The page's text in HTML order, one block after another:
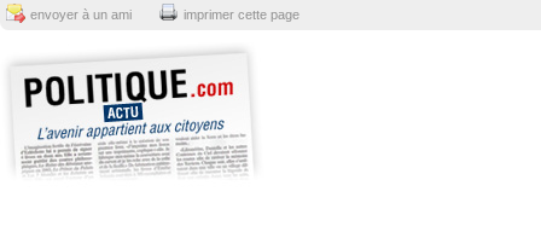
envoyer à un ami imprimer cette page